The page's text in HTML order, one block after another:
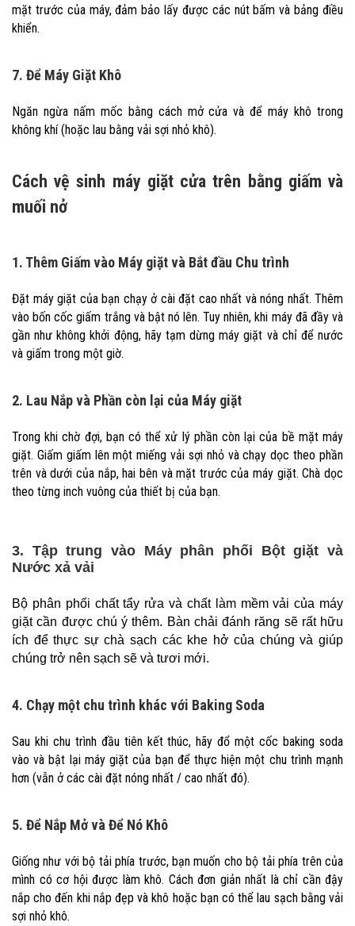
mặt trước của máy, đảm bảo lấy được các nút bấm và bảng điều
khiển.
7. Để Máy Giặt Khô
Ngăn ngừa nấm mốc bằng cách mở cửa và để máy khô trong
không khí (hoặc lau bằng vải sợi nhỏ khô).
Cách vệ sinh máy giặt cửa trên bằng giấm và
muối nở
1. Thêm Giấm vào Máy giặt và Bắt đầu Chu trình
Đặt máy giặt của bạn chạy ở cài đặt cao nhất và nóng nhất. Thêm
vào bốn cốc giấm trắng và bật nó lên. Tuy nhiên, khi máy đã đầy và
gần như không khởi động, hãy tạm dừng máy giặt và chỉ để nước
và giấm trong một giờ.
2. Lau Nắp và Phần còn lại của Máy giặt
Trong khi chờ đợi, bạn có thể xử lý phần còn lại của bề mặt máy
giặt. Giấm giấm lên một miếng vải sợi nhỏ và chạy dọc theo phần
trên và dưới của nắp, hai bên và mặt trước của máy giặt. Chà dọc
theo từng inch vuông của thiết bị của bạn.
3. Tập trung vào Máy phân phối Bột giặt và
Nước xả vải
Bộ phân phối chất tẩy rửa và chất làm mềm vải của máy
giặt cần được chú ý thêm. Bàn chải đánh răng sẽ rất hữu
ích để thực sự chà sạch các khe hở của chúng và giúp
chúng trở nên sạch sẽ và tươi mới.
4. Chạy một chu trình khác với Baking Soda
Sau khi chu trình đầu tiên kết thúc, hãy đổ một cốc baking soda
vào và bật lại máy giặt của bạn để thực hiện một chu trình mạnh
hơn (vẫn ở các cài đặt nóng nhất / cao nhất đó).
5. Để Nắp Mở và Để Nó Khô
Giống như với bộ tải phía trước, bạn muốn cho bộ tải phía trên của
mình có cơ hội được làm khô. Cách đơn giản nhất là chỉ cần đậy
nắp cho đến khi nắp đẹp và khô hoặc bạn có thể lau sạch bằng vải
sợi nhỏ khô.